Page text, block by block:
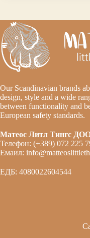
Our Scandinavian brands
design, style and a wide
between functionality and
European safety standards.
Матеос Литл Тингс
Телефон: (+389) 072 225
Емаил:
ЕДБ: 4080022604544